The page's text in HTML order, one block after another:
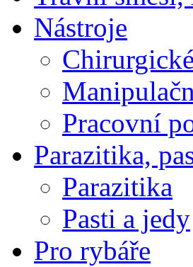
Nástroje
Pracovní
Parazitika,
Parazitika
Pasti a jedy
Pro rybáře